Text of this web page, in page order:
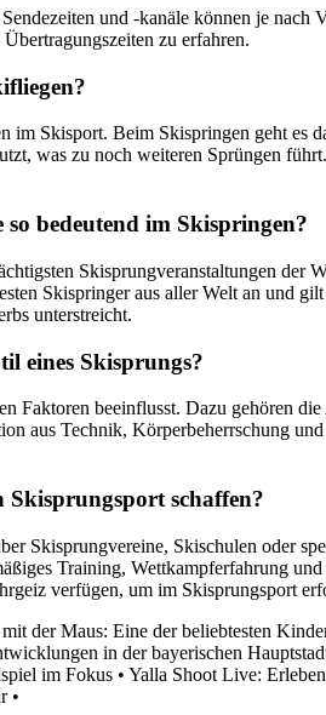
und -kanäle können je
zu erfahren.
Skisport. Beim Skispringen geht
was zu noch weiteren Sprüngen
bedeutend im Skispringen?
Skisprungveranstaltungen
Skispringer aus aller Welt an und
unterstreicht.
eines Skisprungs?
Faktoren beeinflusst. Dazu gehören
aus Technik, Körperbeherrschung
Skisprungsport schaffen?
Skisprungvereine, Skischulen oder
Training, Wettkampferfahrung
verfügen, um im Skisprungsport
der Maus: Eine der beliebtesten
in der bayerischen
im Fokus • Yalla Shoot Live:
•